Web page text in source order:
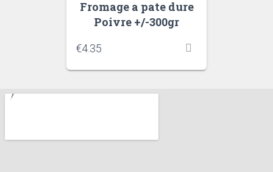
Fromage a pate dure
Poivre +/-300gr
€4.35